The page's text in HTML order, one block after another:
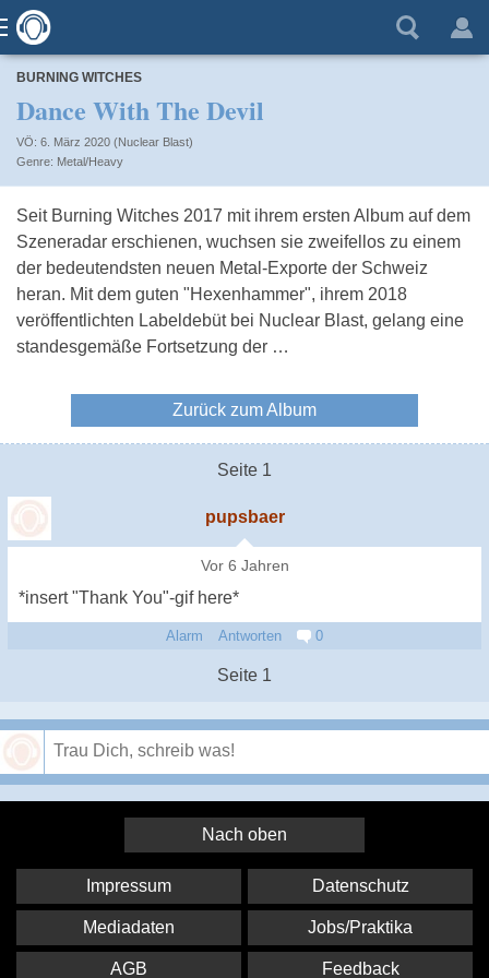
BURNING WITCHES
Dance With The Devil
VÖ: 6. März 2020 (Nuclear Blast)
Metal/Heavy
Seit Burning Witches 2017 mit ihrem ersten Album auf dem
Szeneradar erschienen, wuchsen sie zweifellos zu einem
der bedeutendsten neuen Metal-Exporte der Schweiz
heran. Mit dem guten "Hexenhammer", ihrem 2018
veröffentlichten Labeldebüt bei Nuclear Blast, gelang eine
standesgemäße Fortsetzung der …
Zurück zum Album
Seite 1
pupsbaer
Vor 6 Jahren
*insert "Thank You"-gif here*
Alarm Antworten 0
Seite 1
Nach oben
Impressum Datenschutz
Mediadaten Jobs/Praktika
AGB Feedback